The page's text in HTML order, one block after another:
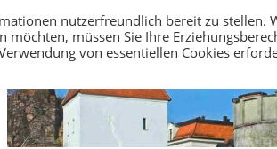
nutzerfreundlich bereit zu stellen.
müssen Sie Ihre
von essentiellen Cookies